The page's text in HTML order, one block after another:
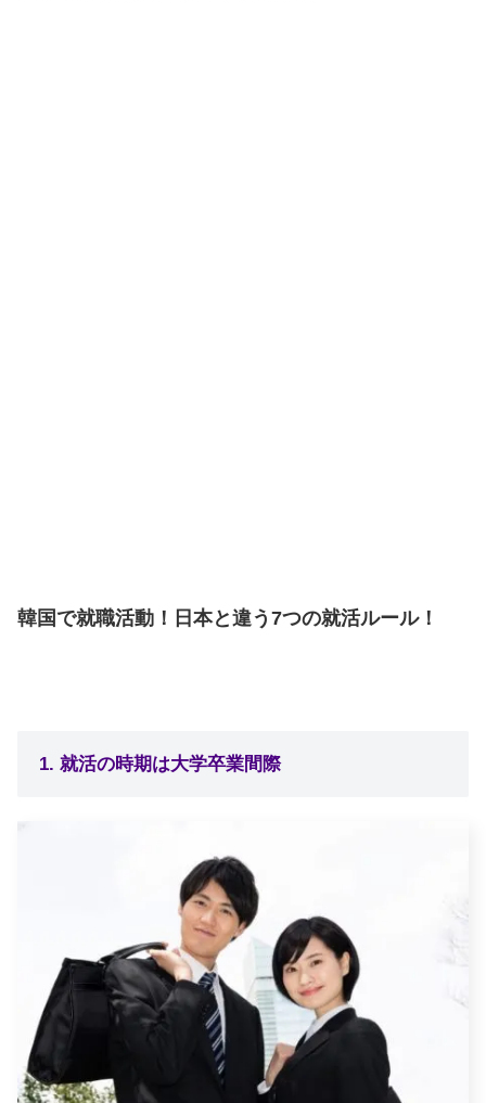
韓国で就職活動！日本と違う7つの就活ルール！
1. 就活の時期は大学卒業間際